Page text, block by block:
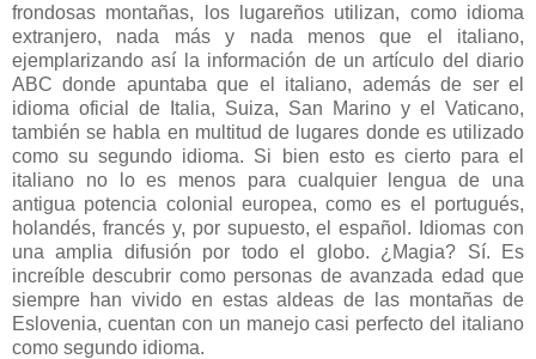
frondosas montañas, los lugareños utilizan, como idioma
extranjero, nada más y nada menos que el italiano,
ejemplarizando así la información de un artículo del diario
ABC donde apuntaba que el italiano, además de ser el
idioma oficial de Italia, Suiza, San Marino y el Vaticano,
también se habla en multitud de lugares donde es utilizado
como su segundo idioma. Si bien esto es cierto para el
italiano no lo es menos para cualquier lengua de una
antigua potencia colonial europea, como es el portugués,
holandés, francés y, por supuesto, el español. Idiomas con
una amplia difusión por todo el globo. ¿Magia? Sí. Es
increíble descubrir como personas de avanzada edad que
siempre han vivido en estas aldeas de las montañas de
Eslovenia, cuentan con un manejo casi perfecto del italiano
como segundo idioma.